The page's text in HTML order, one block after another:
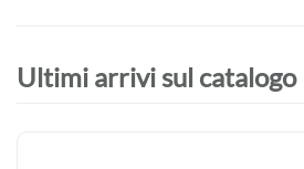
Ultimi arrivi sul catalogo